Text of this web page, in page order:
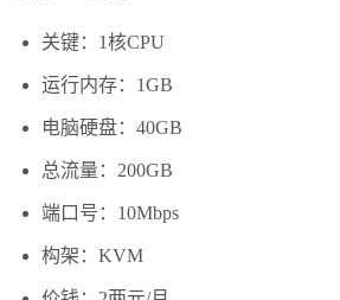
关键：1核CPU
运行内存：1GB
电脑硬盘：40GB
总流量：200GB
端口号：10Mbps
构架：KVM